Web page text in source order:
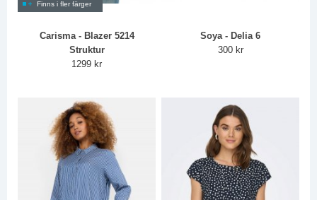
Finns i fler färger
Carisma - Blazer 5214
Struktur
1299 kr
Soya - Delia 6
300 kr